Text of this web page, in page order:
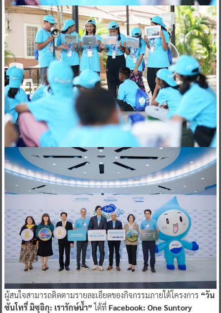
ผู้สนใจสามารถติดตามรายละเอียดของกิจกรรมภายใต้โครงการ “วัน
ซันโทรี่ มิซุอิกุ: เรารักษ์น้ำ”ได้ที่ Facebook: One Suntory